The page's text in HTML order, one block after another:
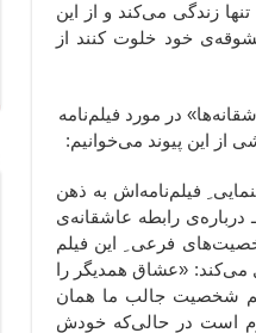
زندگی می‌کند و از این
خود خلوت کنند از
در مورد فیلم‌نامه
از این پیوند می‌خوانیم:
فیلم‌نامه‌اش به ذهن
برخورد کوتاه (۱۹۴۵) اثر دیوید لین ـ درباره‌ی رابطه عاشقانه‌ی
فرعی ِ این فیلم
می‌کند: «عشاق همدیگر را
شخصیت جالب ما همان
است در حالی‌که خودش